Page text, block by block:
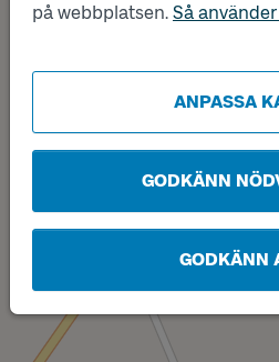
på webbplatsen. Så
ANPASSA
GODKÄNN
GODKÄNN
A